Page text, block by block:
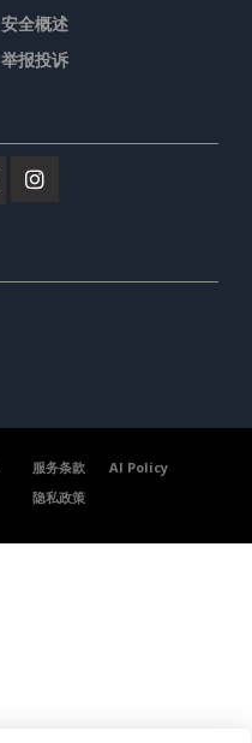
安全概述
举报投诉
服务条款
AI Policy
隐私政策